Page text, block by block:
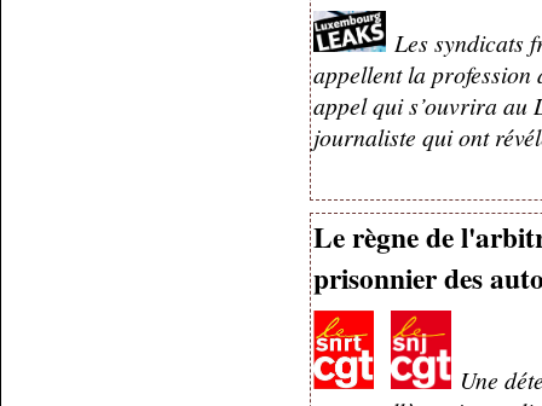
Les syndicats
appellent la profession
appel qui s’ouvrira au
journaliste qui ont
Le règne de
prisonnier des
Une